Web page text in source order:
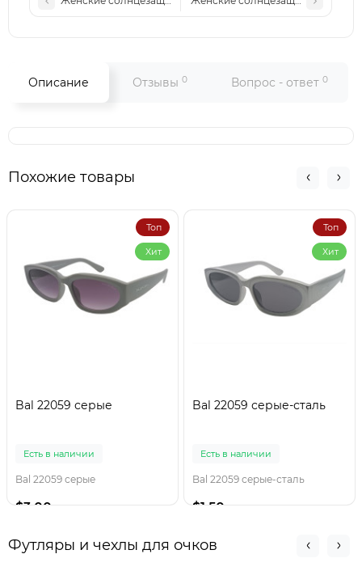
Описание Отзывы 0 Вопрос - ответ 0
Похожие товары
Топ
Хит
Bal 22059 серые
Есть в наличии
Bal 22059 серые
$3.00
Топ
Хит
Bal 22059 серые-сталь
Есть в наличии
Bal 22059 серые-сталь
$1.50
Футляры и чехлы для очков